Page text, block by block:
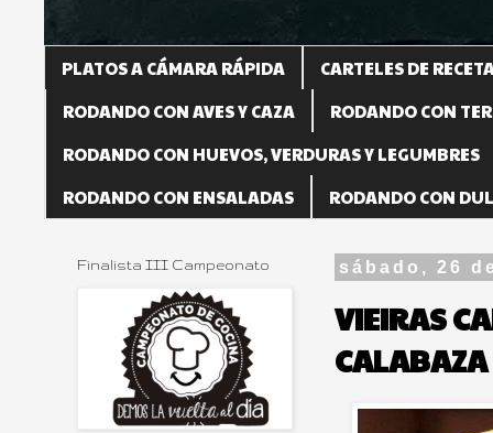
PLATOS A CÁMARA RÁPIDA
CARTELES DE
RODANDO CON AVES Y CAZA
RODANDO CON
RODANDO CON HUEVOS, VERDURAS Y LEGUMBRES
RODANDO CON ENSALADAS
RODANDO CON
sábado, 26
VIEIRAS
CALABAZA
Finalista III Campeonato